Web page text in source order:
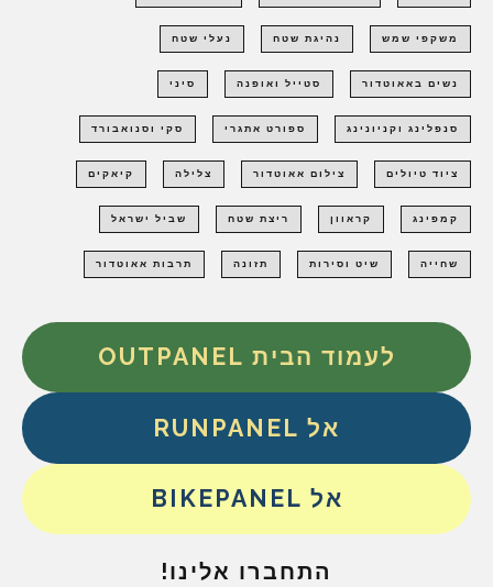
משקפי שמש נהיגת שטח נעלי שטח
נשים באאוטדור סטייל ואופנה סיני
סנפלינג וקניונינג ספורט אתגרי סקי וסנואבורד
ציוד טיולים צילום אאוטדור צלילה קיאקים
קמפינג קראוון ריצת שטח שביל ישראל
שחייה שיט וסירות תזונה תרבות אאוטדור
לעמוד הבית OUTPANEL
אל RUNPANEL
אל BIKEPANEL
התחברו אלינו!